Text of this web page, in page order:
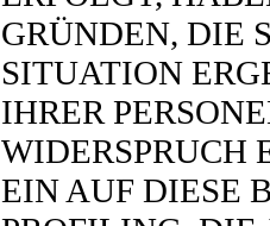
GRÜNDEN, DIE
SITUATION
IHRER
WIDERSPRUCH
EIN AUF DIESE